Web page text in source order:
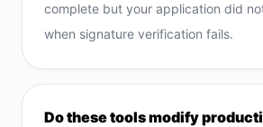
complete but your application did
when signature verification fails.
Do these tools modify